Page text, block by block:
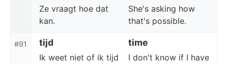
Ze vraagt hoe dat
kan.
She's asking how
that's possible.
#91 tijd time
Ik weet niet of ik tijd
I don't know if I have